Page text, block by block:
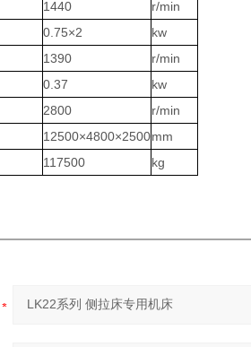
1440
r/min
0.75×2
kw
1390
r/min
0.37
kw
2800
r/min
12500×4800×2500mm
117500 kg